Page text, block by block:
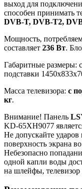
выход для
способен принимать
DVB-T, DVB-T2,
Мощность,
составляет 236 Вт.
Габаритные размеры:
подставки
Масса телевизора: с
кг.
Внимание! Панель
KD-65XH9077
Не допускайте ударов
поверхность экрана
Небезопасно
одной капли воды
на шлейфы,